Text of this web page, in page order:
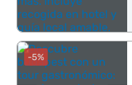
-5%